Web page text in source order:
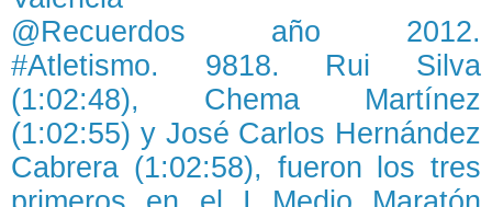
@Recuerdos año 2012.
#Atletismo. 9818. Rui Silva
(1:02:48), Chema Martínez
(1:02:55) y José Carlos Hernández
Cabrera (1:02:58), fueron los tres